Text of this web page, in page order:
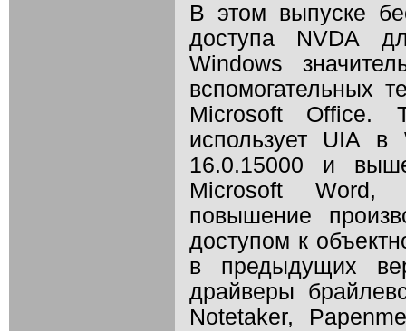
В этом выпуске
доступа NVDA
Windows
вспомогательных
Microsoft Office.
использует UIA
16.0.15000 и
Microsoft Word,
повышение
доступом к
в предыдущих
драйверы
Notetaker,